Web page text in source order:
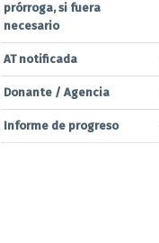
prórroga, si fuera
necesario
AT notificada
Donante / Agencia
Informe de progreso